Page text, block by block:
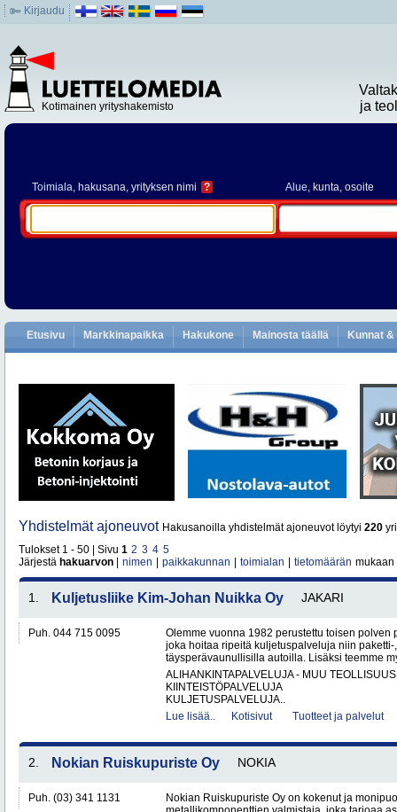
Kirjaudu
Kotimainen yrityshakemisto
ja
Toimiala, hakusana, yrityksen nimi ? Alue, kunta, osoite
Etusivu Markkinapaikka Hakukone Mainosta täällä Kunnat
Yhdistelmät ajoneuvot Hakusanoilla yhdistelmät ajoneuvot löytyi 220
Tulokset 1 - 50 | Sivu 1 2 3 4 5
Järjestä hakuarvon nimen paikkakunnan toimialan tietomäärän mukaan
1. Kuljetusliike Kim-Johan Nuikka Oy JAKARI
Puh. 044 715 0095
Olemme vuonna 1982 perustettu toisen polven
joka hoitaa ripeitä kuljetuspalveluja niin
täysperävaunullisilla autoilla. Lisäksi teemme
ALIHANKINTAPALVELUJA - MUU TEOLLISUUS
KIINTEISTÖPALVELUJA
KULJETUSPALVELUJA..
Lue lisää..
Kotisivut Tuotteet ja palvelut
2. Nokian Ruiskupuriste Oy NOKIA
Puh. (03) 341 1131
Nokian Ruiskupuriste Oy on kokenut ja